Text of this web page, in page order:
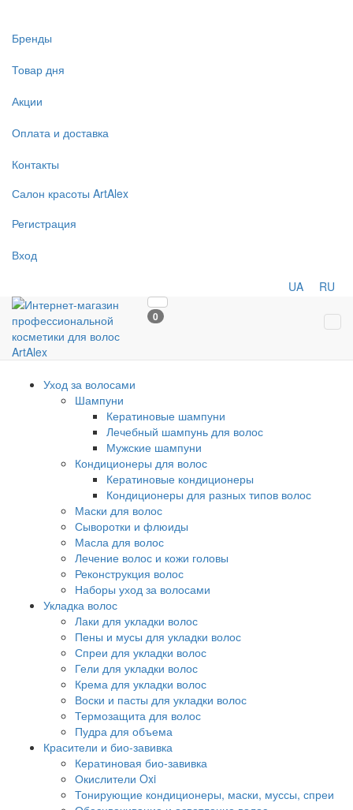
Бренды
Товар дня
Акции
Оплата и доставка
Контакты
Салон красоты ArtAlex
Регистрация
Вход
UA RU
0
Уход за волосами
Шампуни
Кератиновые шампуни
Лечебный шампунь для волос
Мужские шампуни
Кондиционеры для волос
Кератиновые кондиционеры
Кондиционеры для разных типов волос
Маски для волос
Сыворотки и флюиды
Масла для волос
Лечение волос и кожи головы
Реконструкция волос
Наборы уход за волосами
Укладка волос
Лаки для укладки волос
Пены и мусы для укладки волос
Спреи для укладки волос
Гели для укладки волос
Крема для укладки волос
Воски и пасты для укладки волос
Термозащита для волос
Пудра для объема
Красители и био-завивка
Кератиновая био-завивка
Окислители Oxi
Тонирующие кондиционеры, маски, муссы, спреи